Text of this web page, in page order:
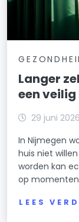
Langer
een veilig
29 juni 2026
In Nijmegen
huis niet
worden kan
op
LEES